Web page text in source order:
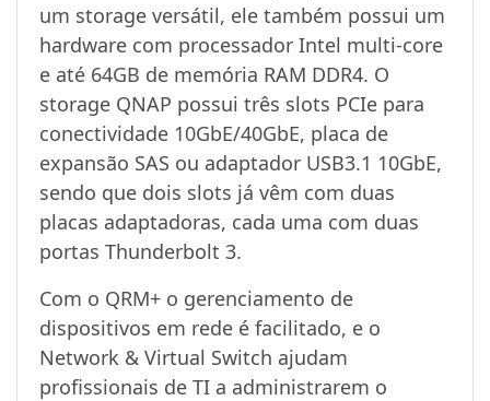
um storage versátil, ele também possui um
hardware com processador Intel multi-core
e até 64GB de memória RAM DDR4. O
storage QNAP possui três slots PCIe para
conectividade 10GbE/40GbE, placa de
expansão SAS ou adaptador USB3.1 10GbE,
sendo que dois slots já vêm com duas
placas adaptadoras, cada uma com duas
portas Thunderbolt 3.
Com o QRM+ o gerenciamento de
dispositivos em rede é facilitado, e o
Network & Virtual Switch ajudam
profissionais de TI a administrarem o